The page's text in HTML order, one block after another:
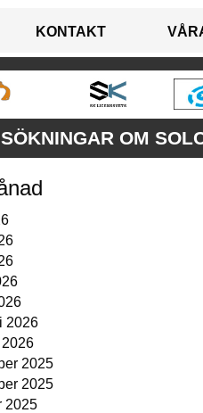
KONTAKT
OM
2026
2025
2025
2025